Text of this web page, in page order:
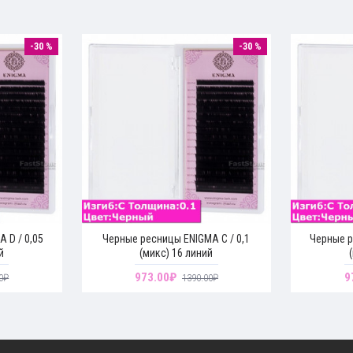
-30 %
D / 0,05
-30 %
Черные ресницы ENIGMA C / 0,1
(микс) 16 линий
973.00₽ 1390.00₽
Черные